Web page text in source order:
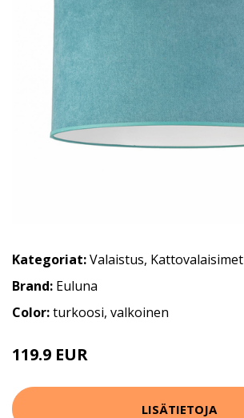
Kategoriat:Valaistus, Kattovalaisimet
Brand: Euluna
Color:turkoosi, valkoinen
119.9 EUR
LISÄTIETOJA